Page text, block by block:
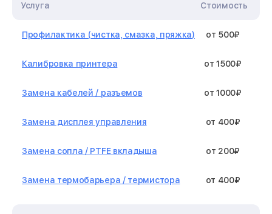
Услуга Стоимость
Профилактика (чистка, смазка, пряжка) от 500₽
Калибровка принтера от 1500₽
Замена кабелей / разъемов от 1000₽
Замена дисплея управления от 400₽
Замена сопла / PTFE вкладыша от 200₽
Замена термобарьера / термистора от 400₽